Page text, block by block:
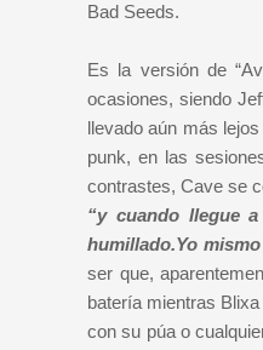
Bad Seeds.
Es la versión de
ocasiones, siendo
llevado aún más
punk, en las
contrastes, Cave se
“y cuando llegue
humillado.Yo
ser que,
batería mientras
con su púa o